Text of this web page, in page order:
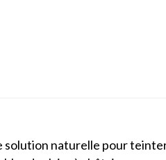
naturelle pour